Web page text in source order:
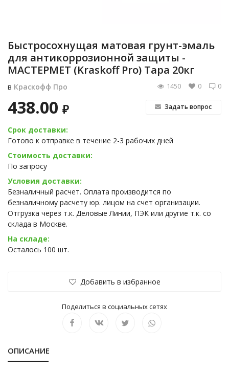
Быстросохнущая матовая грунт-эмаль
для антикоррозионной защиты -
МАСТЕРМЕТ (Kraskoff Pro) Тара 20кг
в Краскофф Про 0
0
1450
438.00 ₽ Задать вопрос
Срок доставки:
Готово к отправке в течение 2-3 рабочих дней
Стоимость доставки:
По запросу
Условия доставки:
Безналичный расчет. Оплата производится по
безналичному расчету юр. лицом на счет организации.
Отгрузка через т.к. Деловые Линии, ПЭК или другие т.к. со
склада в Москве.
На складе:
Осталось 100 шт.
Добавить в избранное
Поделиться в социальных сетях
ОПИСАНИЕ